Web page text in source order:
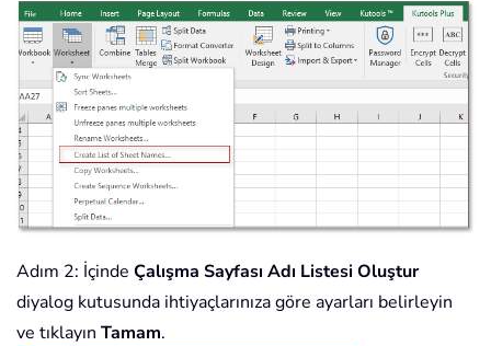
Adım 2: İçinde Çalışma Sayfası Adı Listesi Oluştur
diyalog kutusunda ihtiyaçlarınıza göre ayarları belirleyin
ve tıklayın Tamam.